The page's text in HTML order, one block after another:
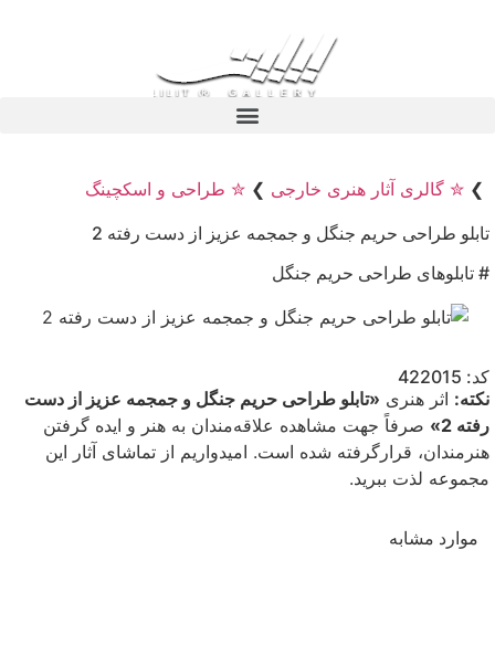
❯ ✮ گالری آثار هنری خارجی ❯ ✮ طراحی و اسکچینگ
تابلو طراحی حریم جنگل و جمجمه عزیز از دست رفته 2
# تابلوهای طراحی حریم جنگل
کد: 422015
نکته: اثر هنری «تابلو طراحی حریم جنگل و جمجمه عزیز از دست
رفته 2»
صرفاً جهت مشاهده علاقه‌مندان به هنر و ایده گرفتن
هنرمندان، قرارگرفته شده است. امیدواریم از تماشای آثار این
مجموعه لذت ببرید.
موارد مشابه